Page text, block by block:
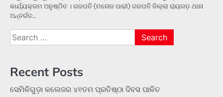
କାର୍ଯ୍ୟକ୍ରମ ଅନୁଷ୍ଠିତ । ଗଜପତି (ମନୋଜ ପାଢୀ) ଗଜପତି ଜିଲ୍ଲା ରାୟଗଡ଼ ଥାନା
ଅନ୍ତର୍ଗତ…
Search
for:
Recent Posts
ସେମିଳିଗୁଡ଼ା କଲେଜର ୪୧ତମ ପ୍ରତିଷ୍ଠା ଦିବସ ପାଳିତ